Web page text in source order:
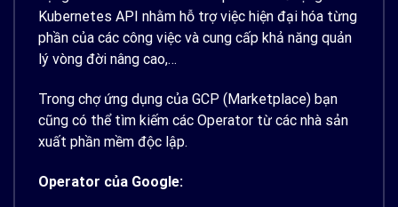
Kubernetes API nhằm hỗ trợ việc hiện đại hóa từng
phần của các công việc và cung cấp khả năng quản
lý vòng đời nâng cao,…
Trong chợ ứng dụng của GCP (Marketplace) bạn
cũng có thể tìm kiếm các Operator từ các nhà sản
xuất phần mềm độc lập.
Operator của Google: